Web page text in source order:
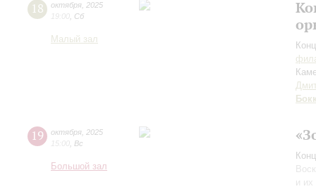
18 октября 2025
19:00 Сб
Малый зал
19 октября 2025
15:00 Вс
Большой зал
и их